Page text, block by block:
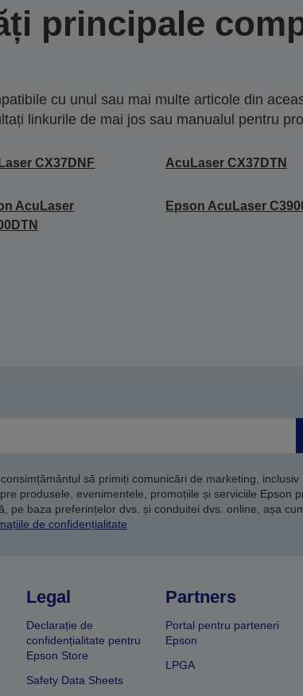
principale
cu unul sau mai multe articole din
linkurile de mai jos sau manualul pentru
CX37DNF AcuLaser CX37DTN
AcuLaser
Epson AcuLaser
să primiți comunicări de marketing, inclusiv
produsele, evenimentele, promoțiile și serviciile Epson
pe baza preferințelor dvs. și conduitei dvs. online, așa
de confidențialitate
Legal
Declarație de
confidențialitate pentru
Epson Store
Safety Data Sheets
Partners
Portal pentru parteneri
Epson
LPGA